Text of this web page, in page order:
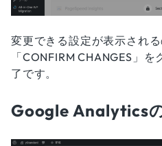
変更できる設定が表示され
「CONFIRM CHANGES」
了です。
Google Analytics